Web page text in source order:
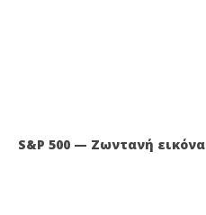
S&P 500 — Ζωντανή εικόνα